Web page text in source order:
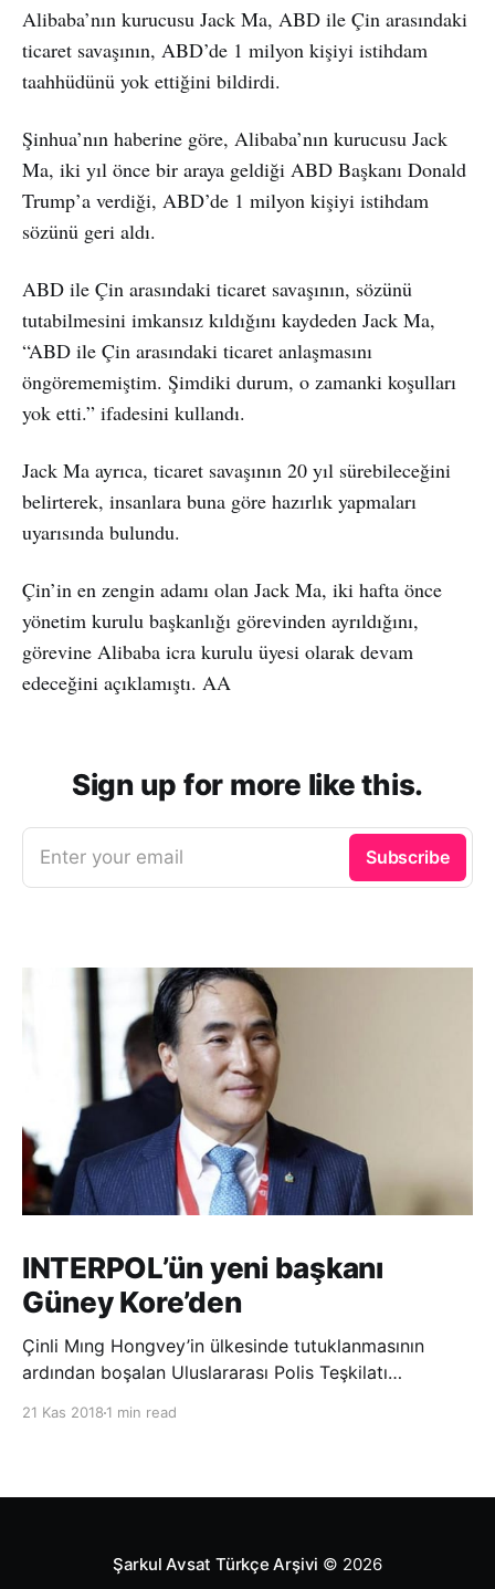
Alibaba’nın kurucusu Jack Ma, ABD ile Çin arasındaki
ticaret savaşının, ABD’de 1 milyon kişiyi istihdam
taahhüdünü yok ettiğini bildirdi.
Şinhua’nın haberine göre, Alibaba’nın kurucusu Jack
Ma, iki yıl önce bir araya geldiği ABD Başkanı Donald
Trump’a verdiği, ABD’de 1 milyon kişiyi istihdam
sözünü geri aldı.
ABD ile Çin arasındaki ticaret savaşının, sözünü
tutabilmesini imkansız kıldığını kaydeden Jack Ma,
“ABD ile Çin arasındaki ticaret anlaşmasını
öngörememiştim. Şimdiki durum, o zamanki koşulları
yok etti.” ifadesini kullandı.
Jack Ma ayrıca, ticaret savaşının 20 yıl sürebileceğini
belirterek, insanlara buna göre hazırlık yapmaları
uyarısında bulundu.
Çin’in en zengin adamı olan Jack Ma, iki hafta önce
yönetim kurulu başkanlığı görevinden ayrıldığını,
görevine Alibaba icra kurulu üyesi olarak devam
edeceğini açıklamıştı. AA
Sign up for more like this.
Enter your email Subscribe
INTERPOL’ün yeni başkanı
Güney Kore’den
Çinli Mıng Hongvey’in ülkesinde tutuklanmasının
ardından boşalan Uluslararası Polis Teşkilatı
21 Kas 2018 1 min read
Şarkul Avsat Türkçe Arşivi © 2026